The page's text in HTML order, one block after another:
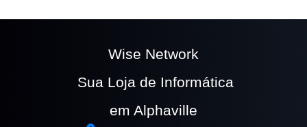
Wise Network
Sua Loja de Informática
em Alphaville